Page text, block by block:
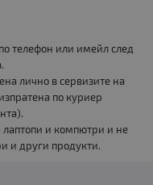
телефон или имейл след
лично в сервизите на
по куриер
лаптопи и компютри и не
и други продукти.